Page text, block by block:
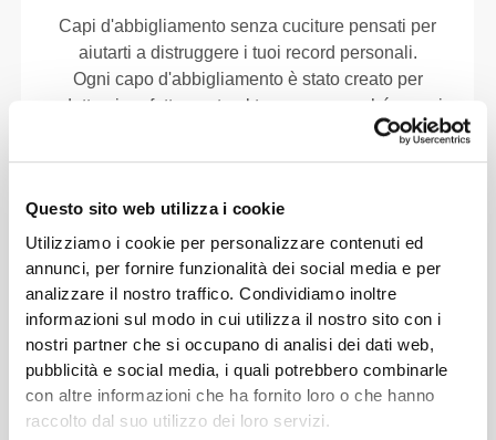
Questo sito web utilizza i cookie
Utilizziamo i cookie per personalizzare contenuti ed
annunci, per fornire funzionalità dei social media e per
analizzare il nostro traffico. Condividiamo inoltre
informazioni sul modo in cui utilizza il nostro sito con i
nostri partner che si occupano di analisi dei dati web,
pubblicità e social media, i quali potrebbero combinarle
con altre informazioni che ha fornito loro o che hanno
raccolto dal suo utilizzo dei loro servizi.
Capi d'abbigliamento senza cuciture pensati per
aiutarti a distruggere i tuoi record personali.
Ogni capo d'abbigliamento è stato creato per
adattarsi perfettamente al tuo corpo, perché non si
dovrebbe mai rinunciare a libertà di movimento e
comodità.